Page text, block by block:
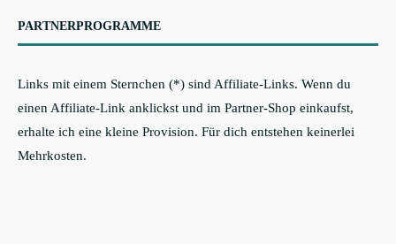
PARTNERPROGRAMME
Links mit einem Sternchen (*) sind Affiliate-Links. Wenn du
einen Affiliate-Link anklickst und im Partner-Shop einkaufst,
erhalte ich eine kleine Provision. Für dich entstehen keinerlei
Mehrkosten.